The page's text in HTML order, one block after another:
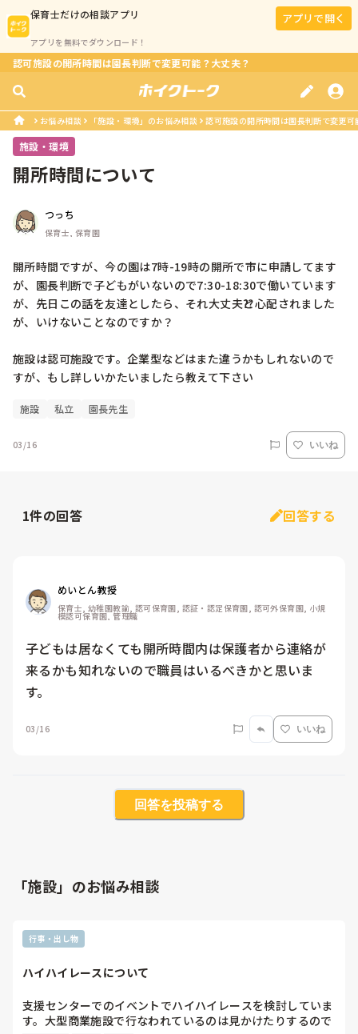
保育士だけの相談アプリ
アプリを無料でダウンロード！
アプリで開く
認可施設の開所時間は園長判断で変更可能？大丈夫？
お悩み相談 「施設・環境」のお悩み相談 認可施設の開所時間は園長判断で変更可
施設・環境
開所時間について
つっち
保育士, 保育園
開所時間ですが、今の園は7時-19時の開所で市に申請してます
が、園長判断で子どもがいないので7:30-18:30で働いています
が、先日この話を友達としたら、それ大丈夫⁇と心配されました
が、いけないことなのですか？
施設は認可施設です。企業型などはまた違うかもしれないので
すが、もし詳しいかたいましたら教えて下さい
施設 私立 園長先生
03/16 いいね
1件の回答 回答する
めいとん教授
保育士, 幼稚園教諭, 認可保育園, 認証・認定保育園, 認可外保育園, 小規
模認可保育園, 管理職
子どもは居なくても開所時間内は保護者から連絡が
来るかも知れないので職員はいるべきかと思いま
す。
03/16 いいね
回答を投稿する
「施設」のお悩み相談
行事・出し物
ハイハイレースについて
支援センターでのイベントでハイハイレースを検討していま
す。大型商業施設で行なわれているのは見かけたりするので